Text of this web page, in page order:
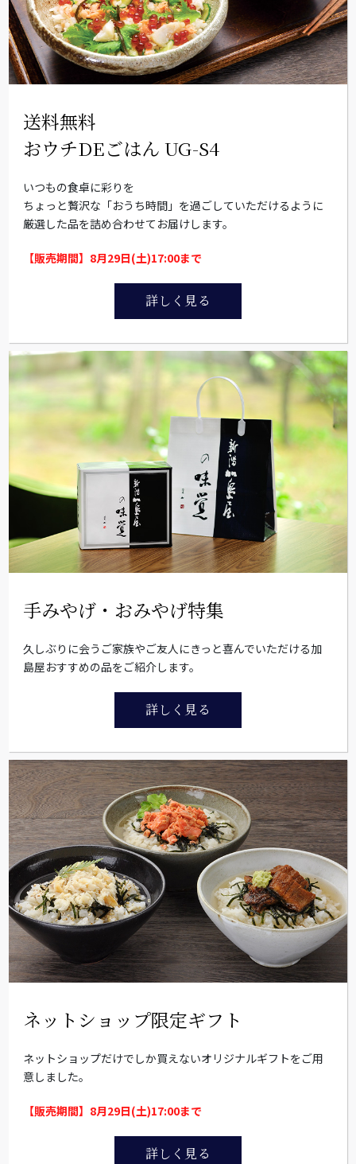
送料無料
おウチDEごはん UG-S4
いつもの食卓に彩りを
ちょっと贅沢な「おうち時間」を過ごしていただけるように
厳選した品を詰め合わせてお届けします。
【販売期間】8月29日(土)17:00まで
詳しく見る
手みやげ・おみやげ特集
久しぶりに会うご家族やご友人にきっと喜んでいただける加
島屋おすすめの品をご紹介します。
詳しく見る
ネットショップ限定ギフト
ネットショップだけでしか買えないオリジナルギフトをご用
意しました。
【販売期間】8月29日(土)17:00まで
詳しく見る